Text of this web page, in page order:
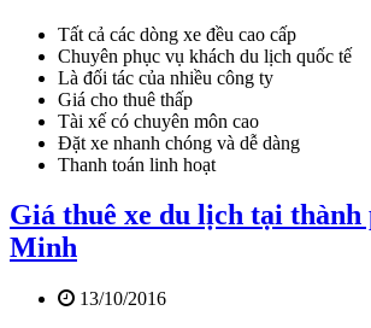
Tất cả các dòng xe đều cao cấp
Chuyên phục vụ khách du lịch quốc tế
Là đối tác của nhiều công ty
Giá cho thuê thấp
Tài xế có chuyên môn cao
Đặt xe nhanh chóng và dễ dàng
Thanh toán linh hoạt
Giá thuê xe du lịch tại thành
Minh
13/10/2016